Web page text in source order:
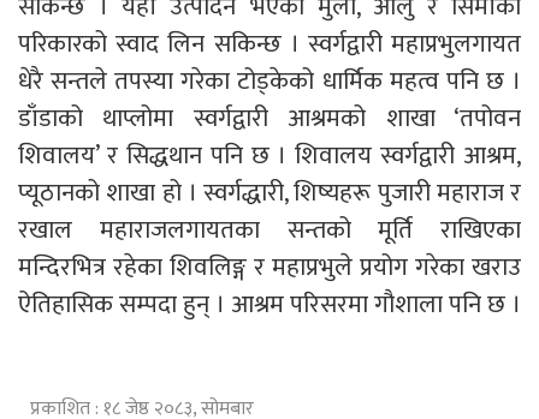
परिकारको स्वाद लिन सकिन्छ । स्वर्गद्वारी महाप्रभुलगायत
धेरै सन्तले तपस्या गरेका टोड्केको धार्मिक महत्व पनि छ ।
डाँडाको थाप्लोमा स्वर्गद्वारी आश्रमको शाखा ‘तपोवन
शिवालय’ र सिद्धथान पनि छ । शिवालय स्वर्गद्वारी आश्रम,
प्यूठानको शाखा हो । स्वर्गद्धारी, शिष्यहरू पुजारी महाराज र
रखाल महाराजलगायतका सन्तको मूर्ति राखिएका
मन्दिरभित्र रहेका शिवलिङ्ग र महाप्रभुले प्रयोग गरेका खराउ
ऐतिहासिक सम्पदा हुन् । आश्रम परिसरमा गौशाला पनि छ ।
प्रकाशित : १८ जेष्ठ २०८३, सोमबार